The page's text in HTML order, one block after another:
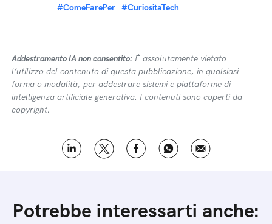
#ComeFarePer #CuriositaTech
Addestramento IA non consentito: É assolutamente vietato
l’utilizzo del contenuto di questa pubblicazione, in qualsiasi
forma o modalità, per addestrare sistemi e piattaforme di
intelligenza artificiale generativa. I contenuti sono coperti da
copyright.
Potrebbe interessarti anche: